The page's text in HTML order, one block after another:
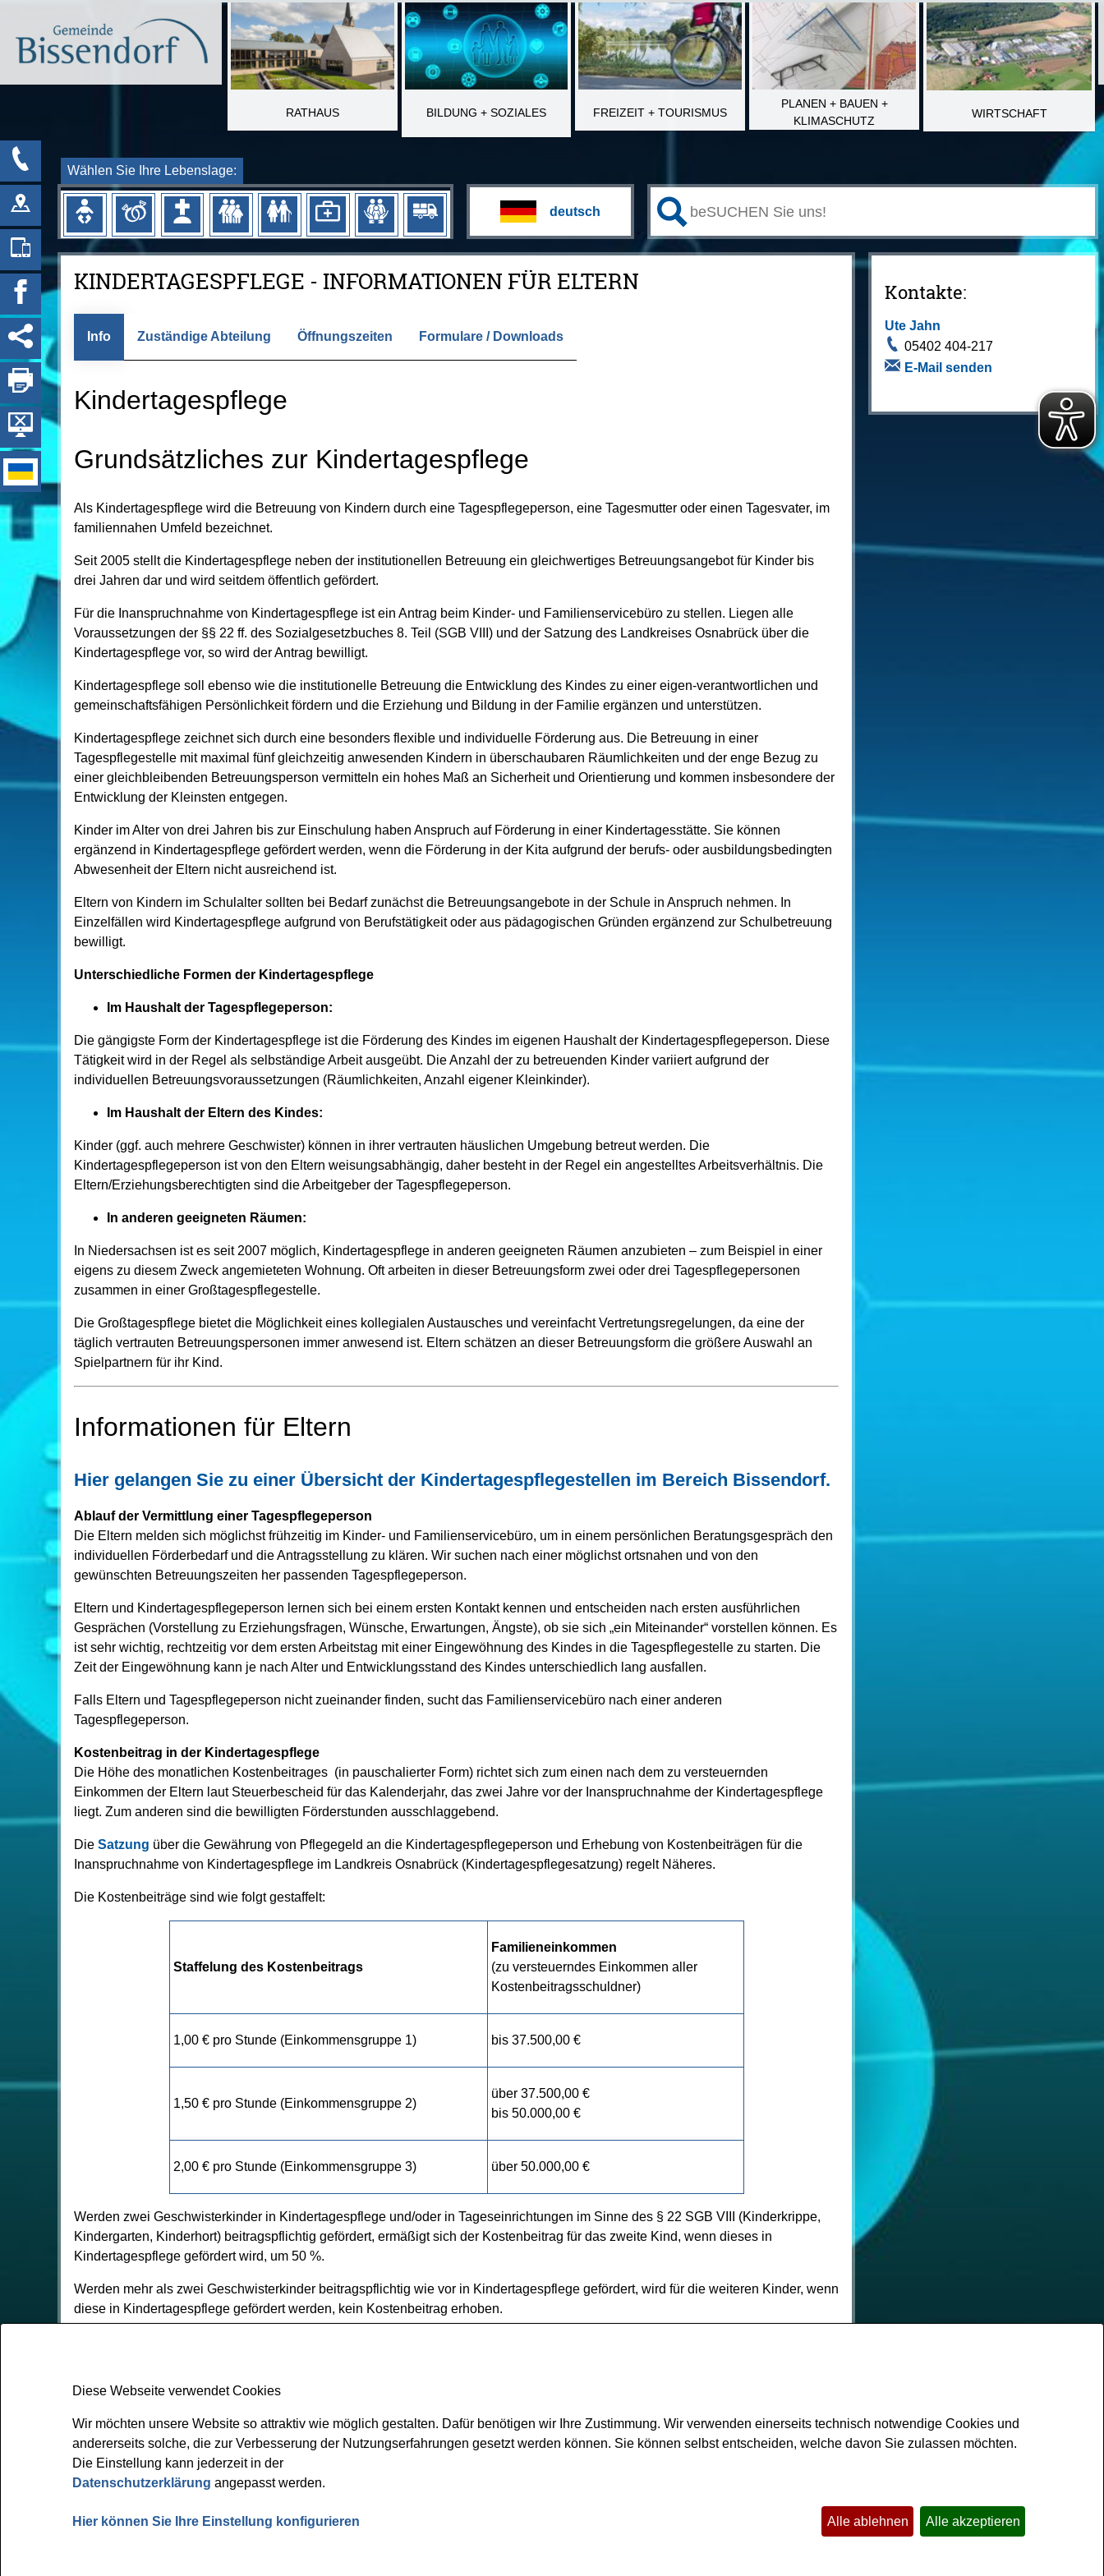
RATHAUS BILDUNG + SOZIALES FREIZEIT + TOURISMUS
PLANEN + BAUEN +
KLIMASCHUTZ
WIRTSCHAFT
Wählen Sie Ihre Lebenslage:
KINDERTAGESPFLEGE - INFORMATIONEN FÜR ELTERN
Info Zuständige Abteilung Öffnungszeiten Formulare / Downloads
Kindertagespflege
Grundsätzliches zur Kindertagespflege
Als Kindertagespflege wird die Betreuung von Kindern durch eine Tagespflegeperson, eine Tagesmutter oder einen Tagesvater, im
familiennahen Umfeld bezeichnet.
Seit 2005 stellt die Kindertagespflege neben der institutionellen Betreuung ein gleichwertiges Betreuungsangebot für Kinder bis
drei Jahren dar und wird seitdem öffentlich gefördert.
Für die Inanspruchnahme von Kindertagespflege ist ein Antrag beim Kinder- und Familienservicebüro zu stellen. Liegen alle
Voraussetzungen der §§ 22 ff. des Sozialgesetzbuches 8. Teil (SGB VIII) und der Satzung des Landkreises Osnabrück über die
Kindertagespflege vor, so wird der Antrag bewilligt.
Kindertagespflege soll ebenso wie die institutionelle Betreuung die Entwicklung des Kindes zu einer eigen-verantwortlichen und
gemeinschaftsfähigen Persönlichkeit fördern und die Erziehung und Bildung in der Familie ergänzen und unterstützen.
Kindertagespflege zeichnet sich durch eine besonders flexible und individuelle Förderung aus. Die Betreuung in einer
Tagespflegestelle mit maximal fünf gleichzeitig anwesenden Kindern in überschaubaren Räumlichkeiten und der enge Bezug zu
einer gleichbleibenden Betreuungsperson vermitteln ein hohes Maß an Sicherheit und Orientierung und kommen insbesondere der
Entwicklung der Kleinsten entgegen.
Kinder im Alter von drei Jahren bis zur Einschulung haben Anspruch auf Förderung in einer Kindertagesstätte. Sie können
ergänzend in Kindertagespflege gefördert werden, wenn die Förderung in der Kita aufgrund der berufs- oder ausbildungsbedingten
Abwesenheit der Eltern nicht ausreichend ist.
Eltern von Kindern im Schulalter sollten bei Bedarf zunächst die Betreuungsangebote in der Schule in Anspruch nehmen. In
Einzelfällen wird Kindertagespflege aufgrund von Berufstätigkeit oder aus pädagogischen Gründen ergänzend zur Schulbetreuung
bewilligt.
Unterschiedliche Formen der Kindertagespflege
Im Haushalt der Tagespflegeperson:
Die gängigste Form der Kindertagespflege ist die Förderung des Kindes im eigenen Haushalt der Kindertagespflegeperson. Diese
Tätigkeit wird in der Regel als selbständige Arbeit ausgeübt. Die Anzahl der zu betreuenden Kinder variiert aufgrund der
individuellen Betreuungsvoraussetzungen (Räumlichkeiten, Anzahl eigener Kleinkinder).
Im Haushalt der Eltern des Kindes:
Kinder (ggf. auch mehrere Geschwister) können in ihrer vertrauten häuslichen Umgebung betreut werden. Die
Kindertagespflegeperson ist von den Eltern weisungsabhängig, daher besteht in der Regel ein angestelltes Arbeitsverhältnis. Die
Eltern/Erziehungsberechtigten sind die Arbeitgeber der Tagespflegeperson.
In anderen geeigneten Räumen:
In Niedersachsen ist es seit 2007 möglich, Kindertagespflege in anderen geeigneten Räumen anzubieten – zum Beispiel in einer
eigens zu diesem Zweck angemieteten Wohnung. Oft arbeiten in dieser Betreuungsform zwei oder drei Tagespflegepersonen
zusammen in einer Großtagespflegestelle.
Die Großtagespflege bietet die Möglichkeit eines kollegialen Austausches und vereinfacht Vertretungsregelungen, da eine der
täglich vertrauten Betreuungspersonen immer anwesend ist. Eltern schätzen an dieser Betreuungsform die größere Auswahl an
Spielpartnern für ihr Kind.
Informationen für Eltern
Hier gelangen Sie zu einer Übersicht der Kindertagespflegestellen im Bereich Bissendorf.
Ablauf der Vermittlung einer Tagespflegeperson
Die Eltern melden sich möglichst frühzeitig im Kinder- und Familienservicebüro, um in einem persönlichen Beratungsgespräch den
individuellen Förderbedarf und die Antragsstellung zu klären. Wir suchen nach einer möglichst ortsnahen und von den
gewünschten Betreuungszeiten her passenden Tagespflegeperson.
Eltern und Kindertagespflegeperson lernen sich bei einem ersten Kontakt kennen und entscheiden nach ersten ausführlichen
Gesprächen (Vorstellung zu Erziehungsfragen, Wünsche, Erwartungen, Ängste), ob sie sich „ein Miteinander“ vorstellen können. Es
ist sehr wichtig, rechtzeitig vor dem ersten Arbeitstag mit einer Eingewöhnung des Kindes in die Tagespflegestelle zu starten. Die
Zeit der Eingewöhnung kann je nach Alter und Entwicklungsstand des Kindes unterschiedlich lang ausfallen.
Falls Eltern und Tagespflegeperson nicht zueinander finden, sucht das Familienservicebüro nach einer anderen
Tagespflegeperson.
Kostenbeitrag in der Kindertagespflege
Die Höhe des monatlichen Kostenbeitrages (in pauschalierter Form) richtet sich zum einen nach dem zu versteuernden
Einkommen der Eltern laut Steuerbescheid für das Kalenderjahr, das zwei Jahre vor der Inanspruchnahme der Kindertagespflege
liegt. Zum anderen sind die bewilligten Förderstunden ausschlaggebend.
Die Satzung über die Gewährung von Pflegegeld an die Kindertagespflegeperson und Erhebung von Kostenbeiträgen für die
Inanspruchnahme von Kindertagespflege im Landkreis Osnabrück (Kindertagespflegesatzung) regelt Näheres.
Die Kostenbeiträge sind wie folgt gestaffelt:
Staffelung des Kostenbeitrags
Familieneinkommen
(zu versteuerndes Einkommen aller
Kostenbeitragsschuldner)
1,00 € pro Stunde (Einkommensgruppe 1) bis 37.500,00 €
1,50 € pro Stunde (Einkommensgruppe 2)
über 37.500,00 €
bis 50.000,00 €
2,00 € pro Stunde (Einkommensgruppe 3) über 50.000,00 €
Werden zwei Geschwisterkinder in Kindertagespflege und/oder in Tageseinrichtungen im Sinne des § 22 SGB VIII (Kinderkrippe,
Kindergarten, Kinderhort) beitragspflichtig gefördert, ermäßigt sich der Kostenbeitrag für das zweite Kind, wenn dieses in
Kindertagespflege gefördert wird, um 50 %.
Werden mehr als zwei Geschwisterkinder beitragspflichtig wie vor in Kindertagespflege gefördert, wird für die weiteren Kinder, wenn
diese in Kindertagespflege gefördert werden, kein Kostenbeitrag erhoben.
Kontakte:
Ute Jahn
05402 404-217
E-Mail senden
Gemeinde Bissendorf
Kirchplatz 1
Tel: 05402 404-0
Montag - Freitag:
09.00 Uhr - 12.00 Uhr
Kontakt Impressum
Wir möchten unsere Website so attraktiv wie möglich gestalten. Dafür benötigen wir Ihre Zustimmung. Wir verwenden einerseits technisch notwendige Cookies und
andererseits solche, die zur Verbesserung der Nutzungserfahrungen gesetzt werden können. Sie können selbst entscheiden, welche davon Sie zulassen möchten.
Die Einstellung kann jederzeit in der
Datenschutzerklärung angepasst werden.
Hier können Sie Ihre Einstellung konfigurieren Alle ablehnen Alle akzeptieren